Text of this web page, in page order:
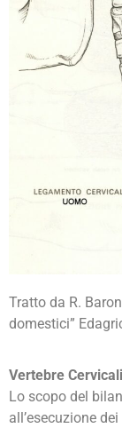
Tratto da R.
domestici”
Vertebre
Lo scopo del
all’esecuzione